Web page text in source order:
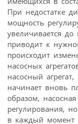
При недостатке
мощность
увеличивается
приводит к
происходит
насосных
насосный
начинает вновь
образом,
регулирования,
в каждый момент